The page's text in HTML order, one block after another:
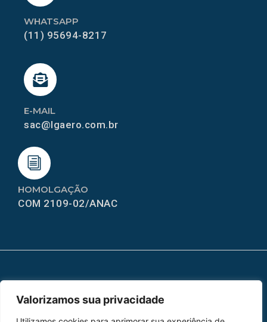
Valorizamos sua privacidade
HOMOLGAÇÃO
COM 2109-02/ANAC
E-MAIL
sac@lgaero.com.br
WHATSAPP
(11) 95694-8217
Home